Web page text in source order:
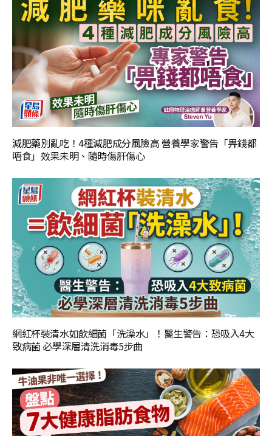
減肥藥別亂吃！4種減肥成分風險高 營養學家警告「畀錢都
唔食」效果未明、隨時傷肝傷心
網紅杯裝清水如飲細菌「洗澡水」！醫生警告：恐吸入4大
致病菌 必學深層清洗消毒5步曲